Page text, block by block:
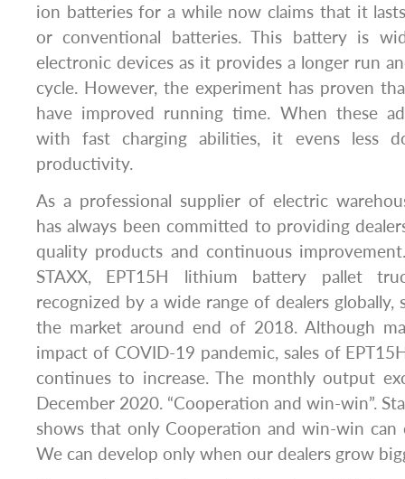
ion batteries for a while now claims that it
or conventional batteries. This battery is
electronic devices as it provides a longer run
cycle. However, the experiment has proven
have improved running time. When these
with fast charging abilities, it evens less
productivity.
As a professional supplier of electric
has always been committed to providing
quality products and continuous
STAXX, EPT15H lithium battery pallet
recognized by a wide range of dealers
the market around end of 2018. Although
impact of COVID-19 pandemic, sales of
continues to increase. The monthly output
December 2020. “Cooperation and win-win”.
shows that only Cooperation and win-win can
We can develop only when our dealers grow